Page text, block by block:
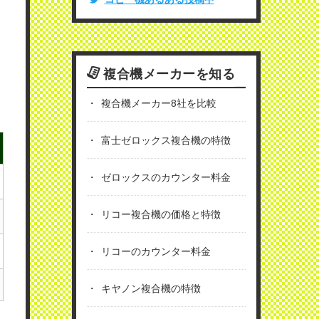
複合機メーカーを知る
複合機メーカー8社を比較
富士ゼロックス複合機の特徴
ゼロックスのカウンター料金
リコー複合機の価格と特徴
リコーのカウンター料金
キヤノン複合機の特徴